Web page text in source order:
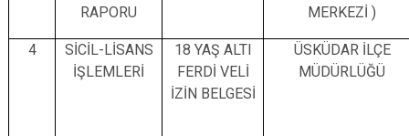
RAPORU
MERKEZİ )
4
SİCİL-LİSANS
İŞLEMLERİ
18 YAŞ ALTI
FERDİ VELİ
İZİN BELGESİ
ÜSKÜDAR İLÇE
MÜDÜRLÜĞÜ